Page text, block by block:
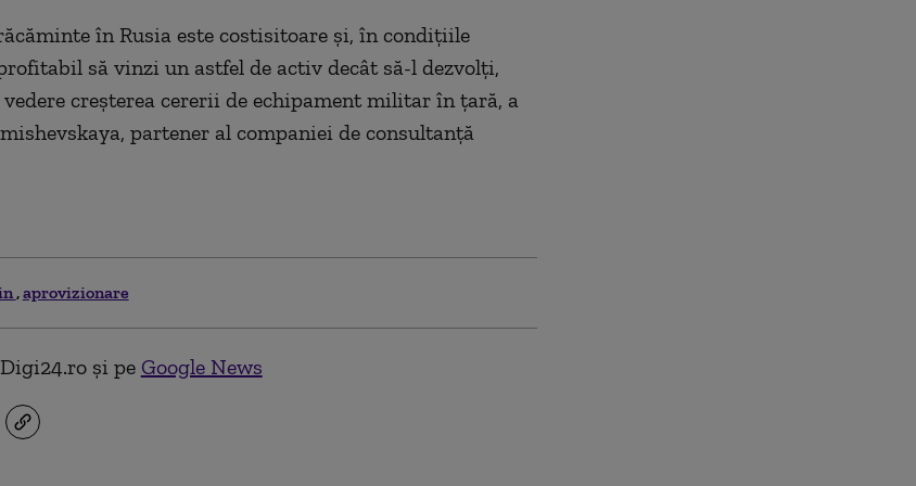
în Rusia este costisitoare și, în condițiile
să vinzi un astfel de activ decât să-l dezvolți,
creșterea cererii de echipament militar în țară, a
partener al companiei de consultanță
aprovizionare
și pe Google News